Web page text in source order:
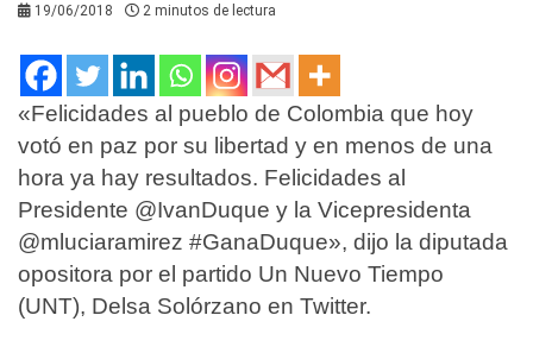
19/06/2018 2 minutos de lectura
«Felicidades al pueblo de Colombia que hoy
votó en paz por su libertad y en menos de una
hora ya hay resultados. Felicidades al
Presidente @IvanDuque y la Vicepresidenta
@mluciaramirez #GanaDuque», dijo la diputada
opositora por el partido Un Nuevo Tiempo
(UNT), Delsa Solórzano en Twitter.